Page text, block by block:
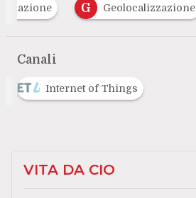
G Geolocalizzazione
Canali
Internet of Things
VITA DA CIO